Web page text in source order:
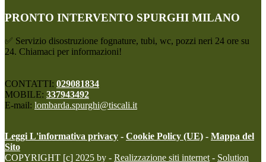
PRONTO INTERVENTO SPURGHI MILANO
✅ Servizio disostruzione fognature, tubi, wc, pozzi neri 24 ore su
24. Chiamaci per informazioni!
CONTATTI: 029081834
MOBILE: 337943492
E-mail: lombarda.spurghi@tiscali.it
Leggi L'informativa privacy - Cookie Policy (UE) - Mappa del
Sito
COPYRIGHT [c] 2025 by - Realizzazione siti internet - Solution